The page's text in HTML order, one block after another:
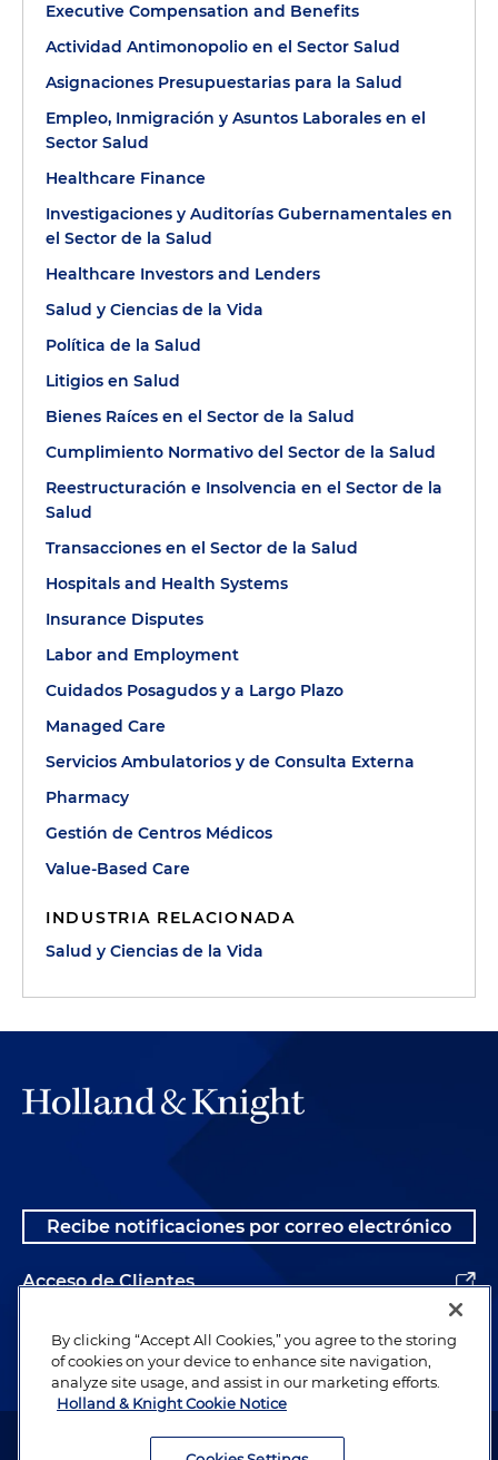
Executive Compensation and Benefits
Actividad Antimonopolio en el Sector Salud
Asignaciones Presupuestarias para la Salud
Empleo, Inmigración y Asuntos Laborales en el
Sector Salud
Healthcare Finance
Investigaciones y Auditorías Gubernamentales en
el Sector de la Salud
Healthcare Investors and Lenders
Salud y Ciencias de la Vida
Política de la Salud
Litigios en Salud
Bienes Raíces en el Sector de la Salud
Cumplimiento Normativo del Sector de la Salud
Reestructuración e Insolvencia en el Sector de la
Salud
Transacciones en el Sector de la Salud
Hospitals and Health Systems
Insurance Disputes
Labor and Employment
Cuidados Posagudos y a Largo Plazo
Managed Care
Servicios Ambulatorios y de Consulta Externa
Pharmacy
Gestión de Centros Médicos
Value-Based Care
INDUSTRIA RELACIONADA
Salud y Ciencias de la Vida
Recibe notificaciones por correo electrónico
Acceso de Clientes
Alumnos
Abogado publicitario. © 1996– 2026 Holland & Knight LLP. Todos los
By clicking “Accept All Cookies,” you agree to the storing
of cookies on your device to enhance site navigation,
analyze site usage, and assist in our marketing efforts.
Holland & Knight Cookie Notice